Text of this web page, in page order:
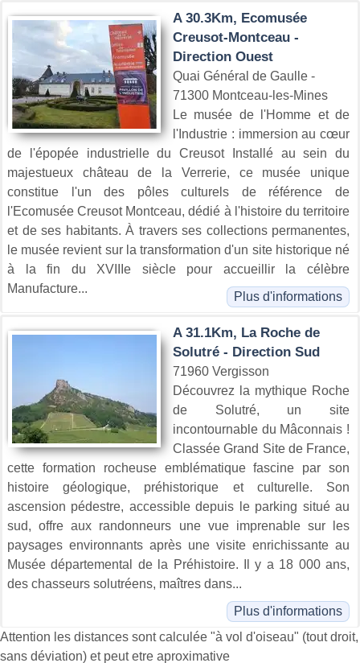
A 30.3Km, Ecomusée
Creusot-Montceau -
Direction Ouest
Quai Général de Gaulle -
71300 Montceau-les-Mines
Le musée de l'Homme et de
l'Industrie : immersion au cœur
de l'épopée industrielle du Creusot Installé au sein du
majestueux château de la Verrerie, ce musée unique
constitue l'un des pôles culturels de référence de
l'Ecomusée Creusot Montceau, dédié à l'histoire du territoire
et de ses habitants. À travers ses collections permanentes,
le musée revient sur la transformation d'un site historique né
à la fin du XVIIIe siècle pour accueillir la célèbre
Manufacture...
Plus d'informations
A 31.1Km, La Roche de
Solutré - Direction Sud
71960 Vergisson
Découvrez la mythique Roche
de Solutré, un site
incontournable du Mâconnais !
Classée Grand Site de France,
cette formation rocheuse emblématique fascine par son
histoire géologique, préhistorique et culturelle. Son
ascension pédestre, accessible depuis le parking situé au
sud, offre aux randonneurs une vue imprenable sur les
paysages environnants après une visite enrichissante au
Musée départemental de la Préhistoire. Il y a 18 000 ans,
des chasseurs solutréens, maîtres dans...
Plus d'informations
Attention les distances sont calculée "à vol d'oiseau" (tout droit,
sans déviation) et peut etre aproximative